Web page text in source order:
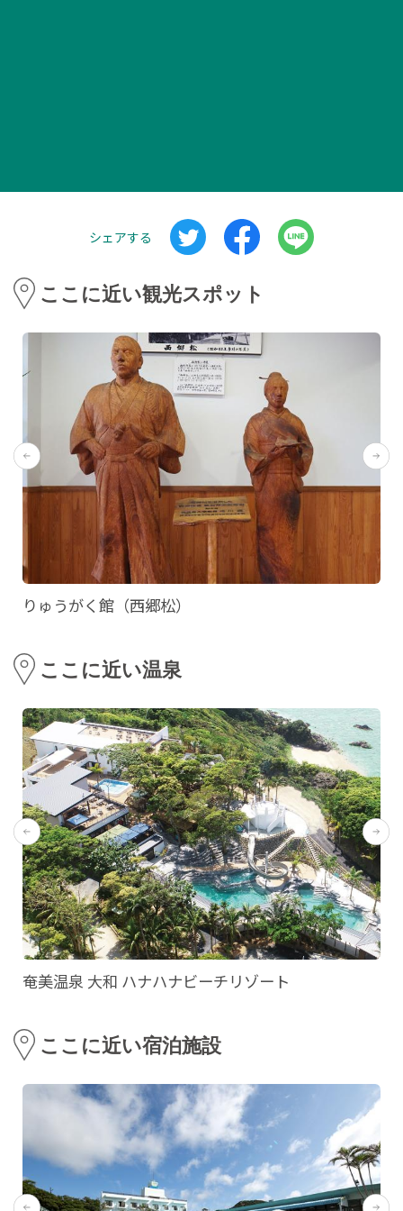
シェアする
ここに近い観光スポット
りゅうがく館（西郷松）
ここに近い温泉
奄美温泉 大和 ハナハナビーチリゾート
ここに近い宿泊施設